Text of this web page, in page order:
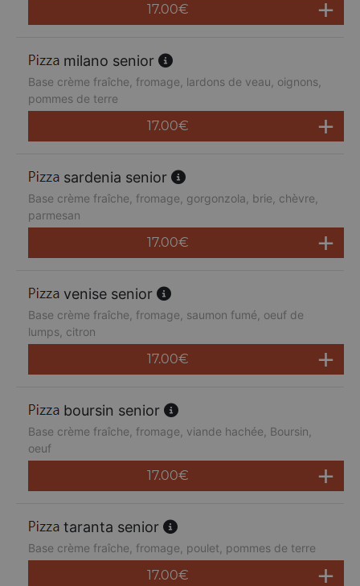
17.00€
milano senior
Base crème fraîche, fromage, lardons de veau, oignons,
pommes de terre
17.00€
sardenia senior
Base crème fraîche, fromage, gorgonzola, brie, chèvre,
parmesan
17.00€
venise senior
Base crème fraîche, fromage, saumon fumé, oeuf de
lumps, citron
17.00€
boursin senior
Base crème fraîche, fromage, viande hachée, Boursin,
oeuf
17.00€
taranta senior
Base crème fraîche, fromage, poulet, pommes de terre
17.00€